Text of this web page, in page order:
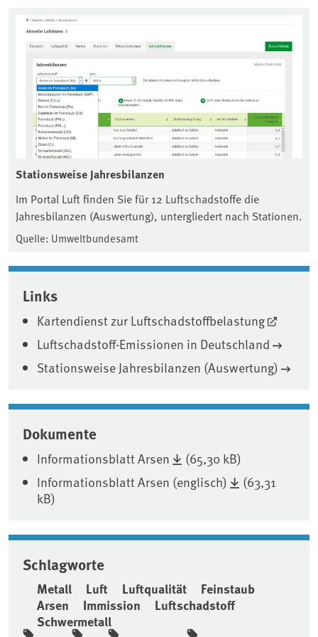
Stationsweise Jahresbilanzen
Im Portal Luft finden Sie für 12 Luftschadstoffe die
Jahresbilanzen (Auswertung), untergliedert nach Stationen.
Quelle: Umweltbundesamt
Associated content
Links
Kartendienst zur Luftschadstoffbelastung
Luftschadstoff-Emissionen in Deutschland
Stationsweise Jahresbilanzen (Auswertung)
Dokumente
Informationsblatt Arsen
(65,30 kB)
Informationsblatt Arsen (englisch)
(63,31
kB)
Schlagworte
Metall Luft Luftqualität
Feinstaub
Arsen
Immission
Luftschadstoff
Schwermetall